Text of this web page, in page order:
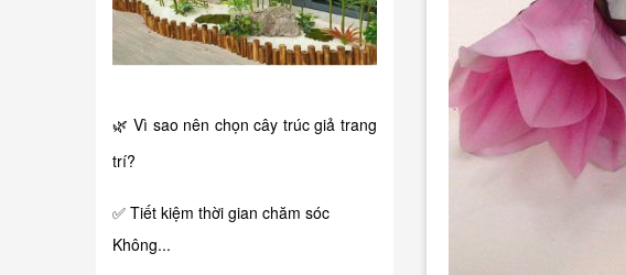
🌿 Vì sao nên chọn cây trúc giả trang
trí?
✅ Tiết kiệm thời gian chăm sóc
Không...